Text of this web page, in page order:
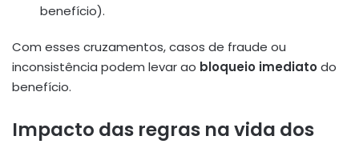
benefício).
Com esses cruzamentos, casos de fraude ou
inconsistência podem levar ao bloqueio imediato do
benefício.
Impacto das regras na vida dos